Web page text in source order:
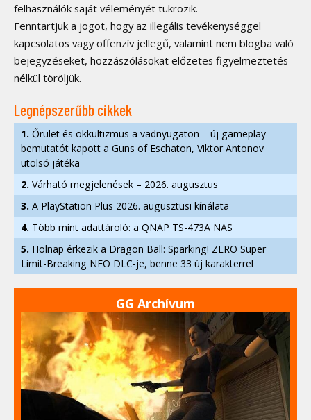
felhasználók saját véleményét tükrözik.
Fenntartjuk a jogot, hogy az illegális tevékenységgel
kapcsolatos vagy offenzív jellegű, valamint nem blogba való
bejegyzéseket, hozzászólásokat előzetes figyelmeztetés
nélkül töröljük.
Legnépszerűbb cikkek
1. Őrület és okkultizmus a vadnyugaton – új gameplay-
bemutatót kapott a Guns of Eschaton, Viktor Antonov
utolsó játéka
2. Várható megjelenések – 2026. augusztus
3. A PlayStation Plus 2026. augusztusi kínálata
4. Több mint adattároló: a QNAP TS-473A NAS
5. Holnap érkezik a Dragon Ball: Sparking! ZERO Super
Limit-Breaking NEO DLC-je, benne 33 új karakterrel
GG Archívum